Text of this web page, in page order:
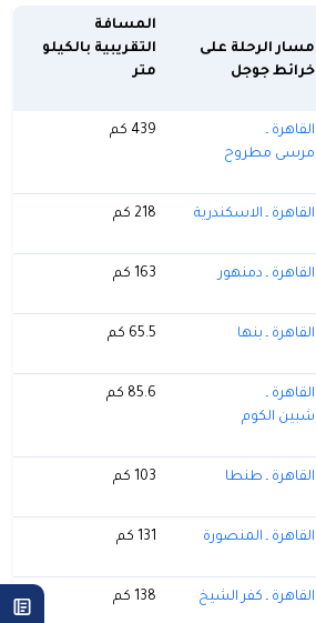
مسار الرحلة على
خرائط جوجل
المسافة
التقريبية بالكيلو
متر
القاهرة ـ
مرسى مطروح
439 كم
القاهرة ـ الاسكندرية 218 كم
القاهرة ـ دمنهور 163 كم
القاهرة ـ بنها 65.5 كم
القاهرة ـ
شبين الكوم
85.6 كم
القاهرة ـ طنطا 103 كم
القاهرة ـ المنصورة 131 كم
القاهرة ـ كفر الشيخ 138 كم